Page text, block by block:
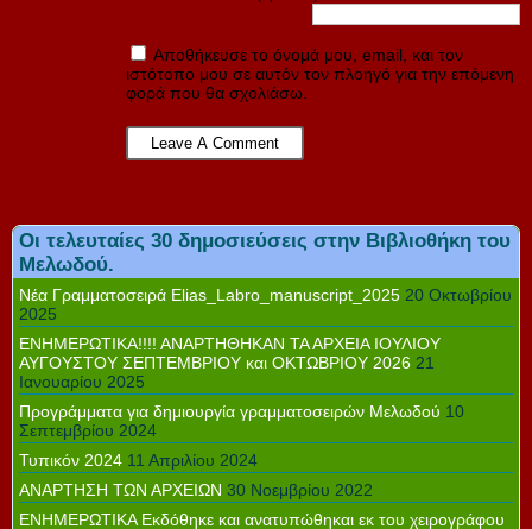
Αποθήκευσε το όνομά μου, email, και τον
ιστότοπο μου σε αυτόν τον πλοηγό για την επόμενη
φορά που θα σχολιάσω.
Οι τελευταίες 30 δημοσιεύσεις στην Βιβλιοθήκη του
Μελωδού.
Νέα Γραμματοσειρά Elias_Labro_manuscript_2025 20 Οκτωβρίου
2025
ΕΝΗΜΕΡΩΤΙΚΑ!!!! ΑΝΑΡΤΗΘΗΚΑΝ ΤΑ ΑΡΧΕΙΑ ΙΟΥΛΙΟΥ
ΑΥΓΟΥΣΤΟΥ ΣΕΠΤΕΜΒΡΙΟΥ και ΟΚΤΩΒΡΙΟΥ 2026 21
Ιανουαρίου 2025
Προγράμματα για δημιουργία γραμματοσειρών Μελωδού 10
Σεπτεμβρίου 2024
Τυπικόν 2024 11 Απριλίου 2024
ΑΝΑΡΤΗΣΗ ΤΩΝ ΑΡΧΕΙΩΝ 30 Νοεμβρίου 2022
ΕΝΗΜΕΡΩΤΙΚΑ Εκδόθηκε και ανατυπώθηκαι εκ του χειρογράφου